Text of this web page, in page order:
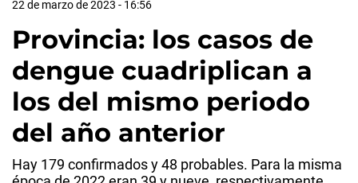
22 de marzo de 2023 - 16:56
Provincia: los casos de
dengue cuadriplican a
los del mismo periodo
del año anterior
Hay 179 confirmados y 48 probables. Para la misma